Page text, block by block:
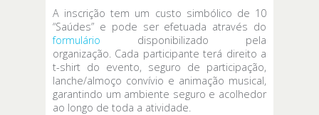
A inscrição tem um custo simbólico de 10
“Saúdes” e pode ser efetuada através do
formulário disponibilizado pela
organização. Cada participante terá direito a
t-shirt do evento, seguro de participação,
lanche/almoço convívio e animação musical,
garantindo um ambiente seguro e acolhedor
ao longo de toda a atividade.